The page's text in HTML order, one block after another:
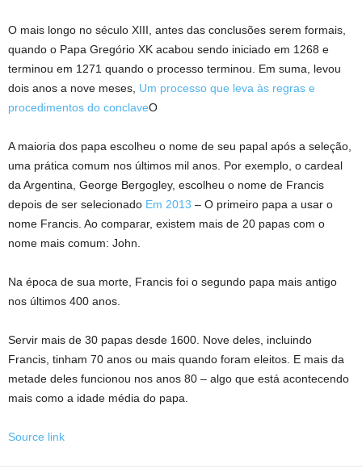
O mais longo no século XIII, antes das conclusões serem formais,
quando o Papa Gregório XK acabou sendo iniciado em 1268 e
terminou em 1271 quando o processo terminou. Em suma, levou
dois anos a nove meses, Um processo que leva às regras e
procedimentos do conclaveO
A maioria dos papa escolheu o nome de seu papal após a seleção,
uma prática comum nos últimos mil anos. Por exemplo, o cardeal
da Argentina, George Bergogley, escolheu o nome de Francis
depois de ser selecionado Em 2013 – O primeiro papa a usar o
nome Francis. Ao comparar, existem mais de 20 papas com o
nome mais comum: John.
Na época de sua morte, Francis foi o segundo papa mais antigo
nos últimos 400 anos.
Servir mais de 30 papas desde 1600. Nove deles, incluindo
Francis, tinham 70 anos ou mais quando foram eleitos. E mais da
metade deles funcionou nos anos 80 – algo que está acontecendo
mais como a idade média do papa.
Source link